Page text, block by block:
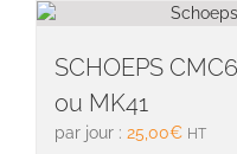
SCHOEPS
ou MK41
par jour : 25,00€ HT